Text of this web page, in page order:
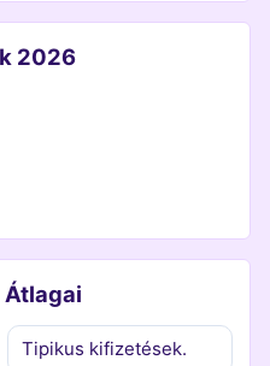
2026
Tipikus kifizetések.